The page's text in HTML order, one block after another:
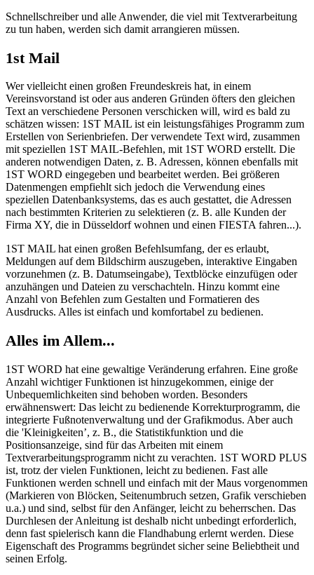
Schnellschreiber und alle Anwender, die viel mit Textverarbeitung
zu tun haben, werden sich damit arrangieren müssen.
1st Mail
Wer vielleicht einen großen Freundeskreis hat, in einem
Vereinsvorstand ist oder aus anderen Gründen öfters den gleichen
Text an verschiedene Personen verschicken will, wird es bald zu
schätzen wissen: 1ST MAIL ist ein leistungsfähiges Programm zum
Erstellen von Serienbriefen. Der verwendete Text wird, zusammen
mit speziellen 1ST MAIL-Befehlen, mit 1ST WORD erstellt. Die
anderen notwendigen Daten, z. B. Adressen, können ebenfalls mit
1ST WORD eingegeben und bearbeitet werden. Bei größeren
Datenmengen empfiehlt sich jedoch die Verwendung eines
speziellen Datenbanksystems, das es auch gestattet, die Adressen
nach bestimmten Kriterien zu selektieren (z. B. alle Kunden der
Firma XY, die in Düsseldorf wohnen und einen FIESTA fahren...).
1ST MAIL hat einen großen Befehlsumfang, der es erlaubt,
Meldungen auf dem Bildschirm auszugeben, interaktive Eingaben
vorzunehmen (z. B. Datumseingabe), Textblöcke einzufügen oder
anzuhängen und Dateien zu verschachteln. Hinzu kommt eine
Anzahl von Befehlen zum Gestalten und Formatieren des
Ausdrucks. Alles ist einfach und komfortabel zu bedienen.
Alles im Allem...
1ST WORD hat eine gewaltige Veränderung erfahren. Eine große
Anzahl wichtiger Funktionen ist hinzugekommen, einige der
Unbequemlichkeiten sind behoben worden. Besonders
erwähnenswert: Das leicht zu bedienende Korrekturprogramm, die
integrierte Fußnotenverwaltung und der Grafikmodus. Aber auch
die 'Kleinigkeiten’, z. B., die Statistikfunktion und die
Positionsanzeige, sind für das Arbeiten mit einem
Textverarbeitungsprogramm nicht zu verachten. 1ST WORD PLUS
ist, trotz der vielen Funktionen, leicht zu bedienen. Fast alle
Funktionen werden schnell und einfach mit der Maus vorgenommen
(Markieren von Blöcken, Seitenumbruch setzen, Grafik verschieben
u.a.) und sind, selbst für den Anfänger, leicht zu beherrschen. Das
Durchlesen der Anleitung ist deshalb nicht unbedingt erforderlich,
denn fast spielerisch kann die Flandhabung erlernt werden. Diese
Eigenschaft des Programms begründet sicher seine Beliebtheit und
seinen Erfolg.